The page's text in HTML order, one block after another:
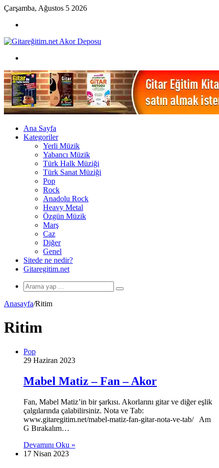
Çarşamba, Ağustos 5 2026
...
Ana Sayfa
Kategoriler
Yerli Müzik
Yabancı Müzik
Türk Halk Müziği
Türk Sanat Müziği
Pop
Rock
Anadolu Rock
Heavy Metal
Özgün Müzik
Marş
Caz
Diğer
Genel
Sitede ne nedir?
Gitaregitim.net
Arama
Anasayfa/Ritim
Ritim
Pop
29 Haziran 2023
Mabel Matiz – Fan – Akor
Fan, Mabel Matiz’in bir şarkısı. Akorlarını gitar ve diğer eşlik
çalgılarında çalabilirsiniz. Nota ve Tab:
www.gitaregitim.net/mabel-matiz-fan-gitar-nota-ve-tab/ Am
G Bırakalım…
Devamını Oku »
17 Nisan 2023